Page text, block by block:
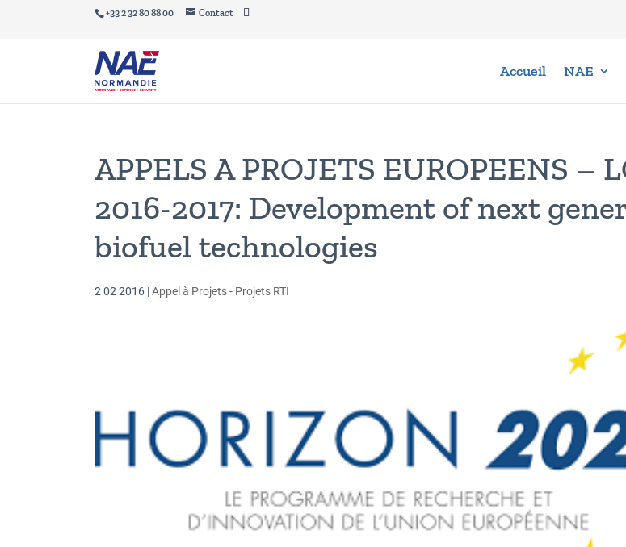
+33 2 32 80 88 00 Contact
Accueil NAE
APPELS A PROJETS EUROPEENS –
2016-2017: Development of next
biofuel technologies
2 02 2016 |Appel à Projets - Projets RTI